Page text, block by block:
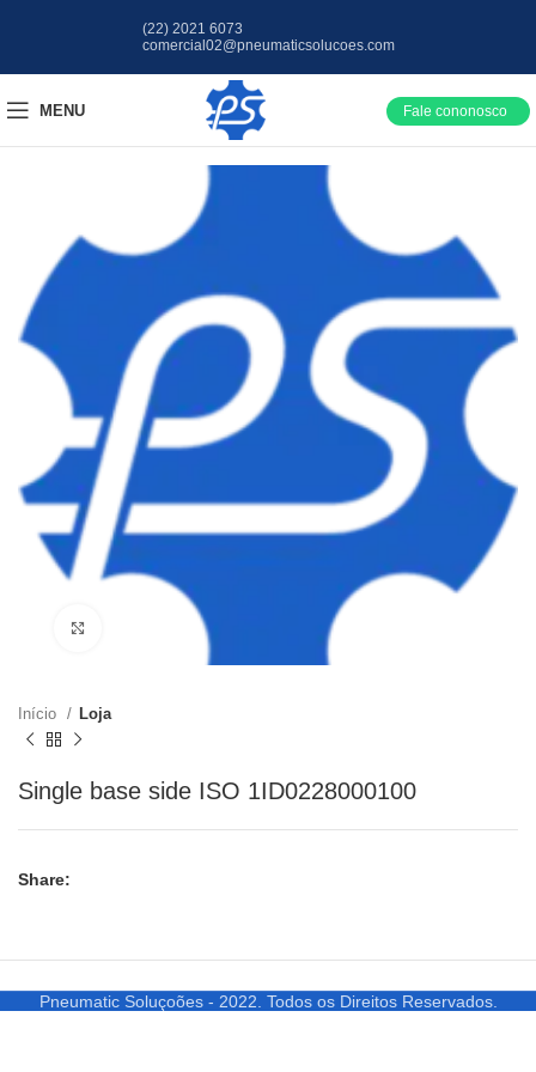
(22) 2021 6073
comercial02@pneumaticsolucoes.com
MENU Fale cononosco
Clique para ampliar
Início Loja
Single base side ISO 1ID0228000100
Share:
Pneumatic Soluçoões - 2022. Todos os Direitos Reservados.